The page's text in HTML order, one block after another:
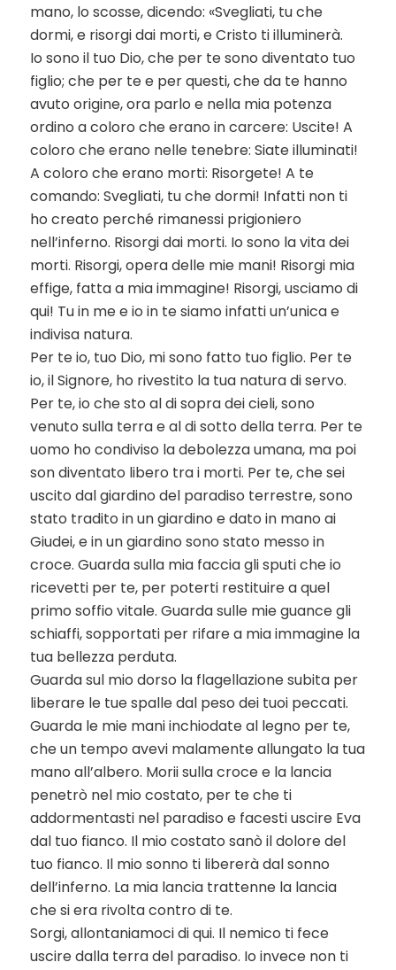
mano, lo scosse, dicendo: «Svegliati, tu che
dormi, e risorgi dai morti, e Cristo ti illuminerà.
Io sono il tuo Dio, che per te sono diventato tuo
figlio; che per te e per questi, che da te hanno
avuto origine, ora parlo e nella mia potenza
ordino a coloro che erano in carcere: Uscite! A
coloro che erano nelle tenebre: Siate illuminati!
A coloro che erano morti: Risorgete! A te
comando: Svegliati, tu che dormi! Infatti non ti
ho creato perché rimanessi prigioniero
nell’inferno. Risorgi dai morti. Io sono la vita dei
morti. Risorgi, opera delle mie mani! Risorgi mia
effige, fatta a mia immagine! Risorgi, usciamo di
qui! Tu in me e io in te siamo infatti un’unica e
indivisa natura.
Per te io, tuo Dio, mi sono fatto tuo figlio. Per te
io, il Signore, ho rivestito la tua natura di servo.
Per te, io che sto al di sopra dei cieli, sono
venuto sulla terra e al di sotto della terra. Per te
uomo ho condiviso la debolezza umana, ma poi
son diventato libero tra i morti. Per te, che sei
uscito dal giardino del paradiso terrestre, sono
stato tradito in un giardino e dato in mano ai
Giudei, e in un giardino sono stato messo in
croce. Guarda sulla mia faccia gli sputi che io
ricevetti per te, per poterti restituire a quel
primo soffio vitale. Guarda sulle mie guance gli
schiaffi, sopportati per rifare a mia immagine la
tua bellezza perduta.
Guarda sul mio dorso la flagellazione subita per
liberare le tue spalle dal peso dei tuoi peccati.
Guarda le mie mani inchiodate al legno per te,
che un tempo avevi malamente allungato la tua
mano all’albero. Morii sulla croce e la lancia
penetrò nel mio costato, per te che ti
addormentasti nel paradiso e facesti uscire Eva
dal tuo fianco. Il mio costato sanò il dolore del
tuo fianco. Il mio sonno ti libererà dal sonno
dell’inferno. La mia lancia trattenne la lancia
che si era rivolta contro di te.
Sorgi, allontaniamoci di qui. Il nemico ti fece
uscire dalla terra del paradiso. Io invece non ti